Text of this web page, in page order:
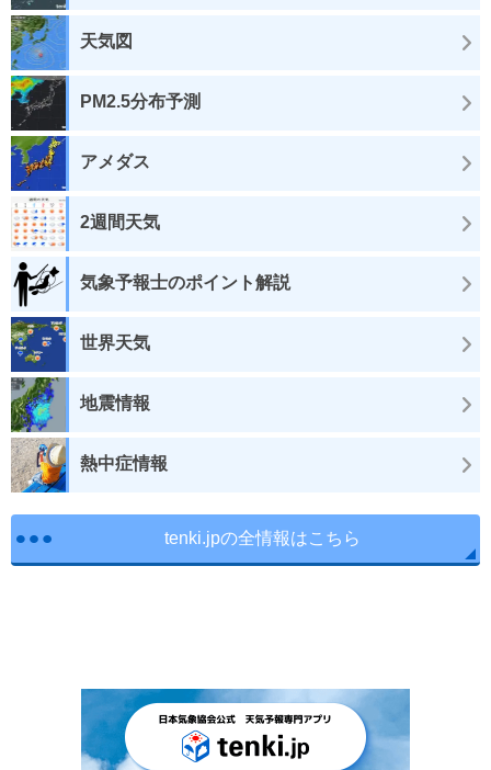
天気図
PM2.5分布予測
アメダス
2週間天気
気象予報士のポイント解説
世界天気
地震情報
熱中症情報
tenki.jpの全情報はこちら